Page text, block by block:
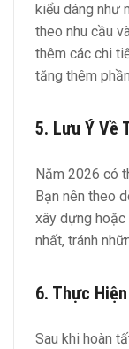
kiểu dáng như
theo nhu cầu
thêm các chi
tăng thêm
5. Lưu Ý Về
Năm 2026 có
Bạn nên theo
xây dựng
nhất, tránh
6. Thực
Sau khi hoàn